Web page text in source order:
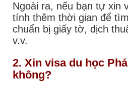
Ngoài ra, nếu bạn tự xin
tính thêm thời gian để
chuẩn bị giấy tờ, dịch
v.v.
2. Xin visa du học
không?